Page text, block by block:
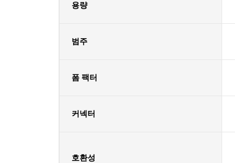
용량
범주
폼 팩터
커넥터
호환성